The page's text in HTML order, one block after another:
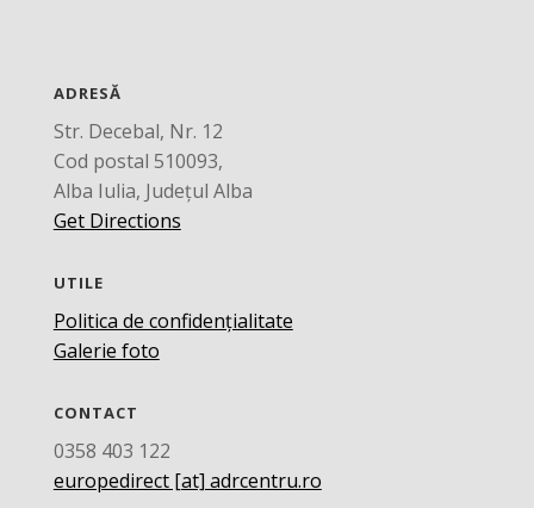
ADRESĂ
Str. Decebal, Nr. 12
Cod postal 510093,
Alba Iulia, Județul Alba
Get Directions
UTILE
Politica de confidențialitate
Galerie foto
CONTACT
0358 403 122
europedirect [at] adrcentru.ro